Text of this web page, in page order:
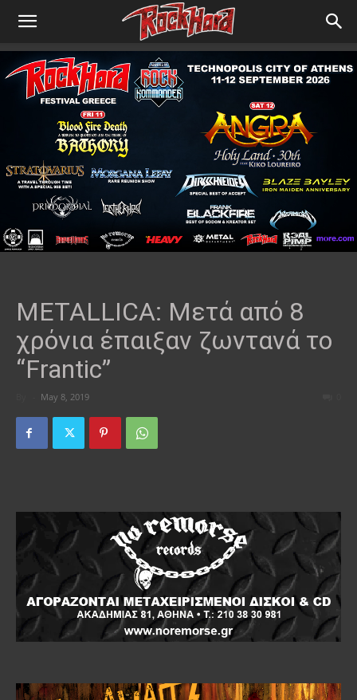
METALLICA: Μετά από 8
χρόνια έπαιξαν ζωντανά το
“Frantic”
May 8, 2019